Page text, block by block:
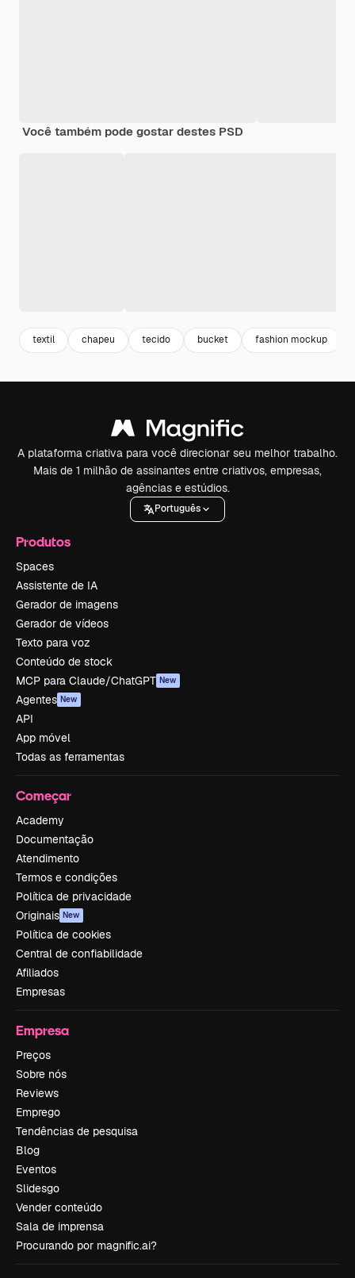
Você também pode gostar destes PSD
textil chapeu tecido bucket fashion mockup
A plataforma criativa para você direcionar seu melhor trabalho.
Mais de 1 milhão de assinantes entre criativos, empresas,
agências e estúdios.
Português
Produtos
Spaces
Assistente de IA
Gerador de imagens
Gerador de vídeos
Texto para voz
Conteúdo de stock
MCP para Claude/ChatGPT New
Agentes New
API
App móvel
Todas as ferramentas
Começar
Academy
Documentação
Atendimento
Termos e condições
Política de privacidade
Originais New
Política de cookies
Central de confiabilidade
Afiliados
Empresas
Empresa
Preços
Sobre nós
Reviews
Emprego
Tendências de pesquisa
Blog
Eventos
Slidesgo
Vender conteúdo
Sala de imprensa
Procurando por magnific.ai?